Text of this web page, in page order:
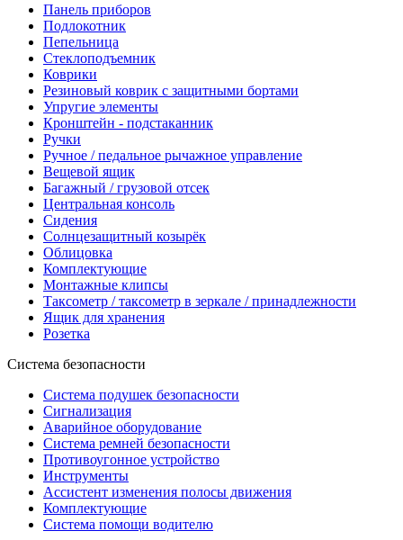
Панель приборов
Подлокотник
Пепельница
Стеклоподъемник
Коврики
Резиновый коврик с защитными бортами
Упругие элементы
Кронштейн - подстаканник
Ручки
Ручное / педальное рычажное управление
Вещевой ящик
Багажный / грузовой отсек
Центральная консоль
Сидения
Солнцезащитный козырёк
Облицовка
Комплектующие
Монтажные клипсы
Таксометр / таксометр в зеркале / принадлежности
Ящик для хранения
Розетка
Система безопасности
Система подушек безопасности
Сигнализация
Аварийное оборудование
Система ремней безопасности
Противоугонное устройство
Инструменты
Ассистент изменения полосы движения
Комплектующие
Система помощи водителю